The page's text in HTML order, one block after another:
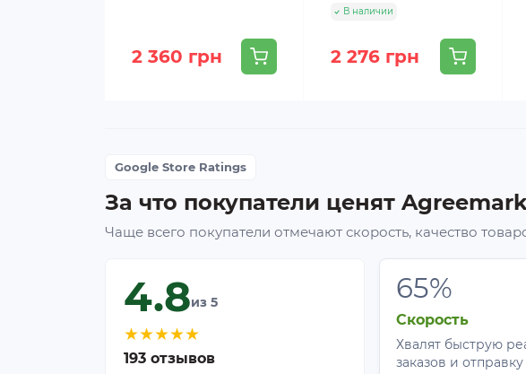
2 360 грн
В наличии
2 276 грн
Google Store Ratings
За что покупатели ценят
Чаще всего покупатели отмечают скорость, качество
4.8из 5
★★★★★
193 отзывов
65%
Скорость
Хвалят быструю
заказов и